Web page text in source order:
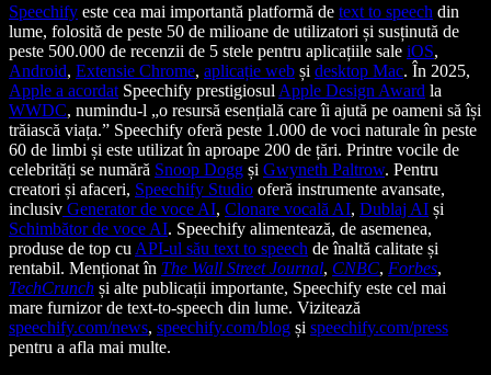
Speechify este cea mai importantă platformă de text to speech din
lume, folosită de peste 50 de milioane de utilizatori și susținută de
peste 500.000 de recenzii de 5 stele pentru aplicațiile sale iOS,
Android, Extensie Chrome, aplicație web și desktop Mac. În 2025,
Apple a acordat Speechify prestigiosul Apple Design Award la
WWDC, numindu-l „o resursă esențială care îi ajută pe oameni să își
trăiască viața.” Speechify oferă peste 1.000 de voci naturale în peste
60 de limbi și este utilizat în aproape 200 de țări. Printre vocile de
celebrități se numără Snoop Dogg și Gwyneth Paltrow. Pentru
creatori și afaceri, Speechify Studio oferă instrumente avansate,
inclusiv Generator de voce AI, Clonare vocală AI, Dublaj AI și
Schimbător de voce AI. Speechify alimentează, de asemenea,
produse de top cu API-ul său text to speech de înaltă calitate și
rentabil. Menționat în The Wall Street Journal, CNBC, Forbes,
TechCrunch și alte publicații importante, Speechify este cel mai
mare furnizor de text-to-speech din lume. Vizitează
speechify.com/news, speechify.com/blog și speechify.com/press
pentru a afla mai multe.